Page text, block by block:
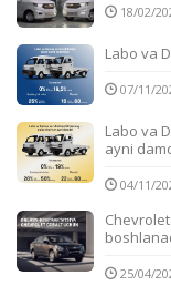
18/02/
Labo va
07/11/
Labo va
ayni
04/11/
25/04/